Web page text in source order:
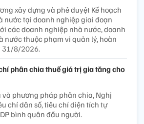
xây dựng và phê duyệt Kế hoạch
nước tại doanh nghiệp giai đoạn
các doanh nghiệp nhà nước, doanh
nước thuộc phạm vi quản lý, hoàn
31/8/2026.
phân chia thuế giá trị gia tăng cho
và phương pháp phân chia, Nghị
chí dân số, tiêu chí diện tích tự
bình quân đầu người.